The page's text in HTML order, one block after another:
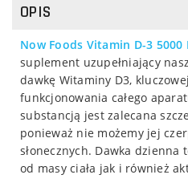
OPIS
Now Foods Vitamin D-3 5000
suplement uzupełniający
dawkę Witaminy D3,
funkcjonowania całego
substancją jest zalecana
ponieważ nie możemy jej
słonecznych. Dawka
od masy ciała jak i również